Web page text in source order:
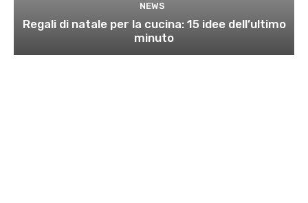
NEWS
Regali di natale per la cucina: 15 idee dell’ultimo
minuto